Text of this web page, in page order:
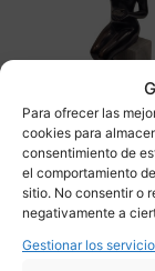
Para ofrecer las
cookies para
consentimiento de
el comportamiento
sitio. No consentir o
negativamente a
Gestionar los
Escultura
burbujas”,
1920 – Alemania